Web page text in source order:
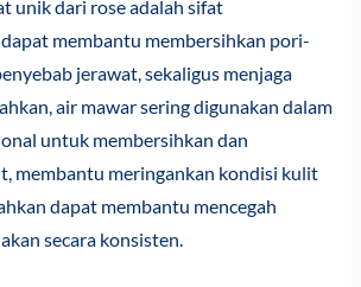
unik dari rose adalah sifat
membantu membersihkan pori-
jerawat, sekaligus menjaga
air mawar sering digunakan dalam
untuk membersihkan dan
membantu meringankan kondisi kulit
dapat membantu mencegah
secara konsisten.